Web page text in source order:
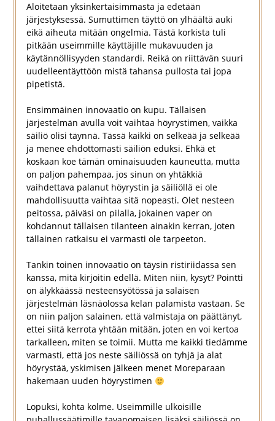
Aloitetaan yksinkertaisimmasta ja edetään
järjestyksessä. Sumuttimen täyttö on ylhäältä auki
eikä aiheuta mitään ongelmia. Tästä korkista tuli
pitkään useimmille käyttäjille mukavuuden ja
käytännöllisyyden standardi. Reikä on riittävän suuri
uudelleentäyttöön mistä tahansa pullosta tai jopa
pipetistä.
Ensimmäinen innovaatio on kupu. Tällaisen
järjestelmän avulla voit vaihtaa höyrystimen, vaikka
säiliö olisi täynnä. Tässä kaikki on selkeää ja selkeää
ja menee ehdottomasti säiliön eduksi. Ehkä et
koskaan koe tämän ominaisuuden kauneutta, mutta
on paljon pahempaa, jos sinun on yhtäkkiä
vaihdettava palanut höyrystin ja säiliöllä ei ole
mahdollisuutta vaihtaa sitä nopeasti. Olet nesteen
peitossa, päiväsi on pilalla, jokainen vaper on
kohdannut tällaisen tilanteen ainakin kerran, joten
tällainen ratkaisu ei varmasti ole tarpeeton.
Tankin toinen innovaatio on täysin ristiriidassa sen
kanssa, mitä kirjoitin edellä. Miten niin, kysyt? Pointti
on älykkäässä nesteensyötössä ja salaisen
järjestelmän läsnäolossa kelan palamista vastaan. Se
on niin paljon salainen, että valmistaja on päättänyt,
ettei siitä kerrota yhtään mitään, joten en voi kertoa
tarkalleen, miten se toimii. Mutta me kaikki tiedämme
varmasti, että jos neste säiliössä on tyhjä ja alat
höyrystää, yskimisen jälkeen menet Moreparaan
hakemaan uuden höyrystimen
Lopuksi, kohta kolme. Useimmille ulkoisille